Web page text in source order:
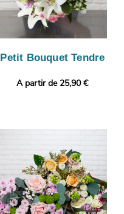
Petit Bouquet Tendre
A partir de 25,90 €